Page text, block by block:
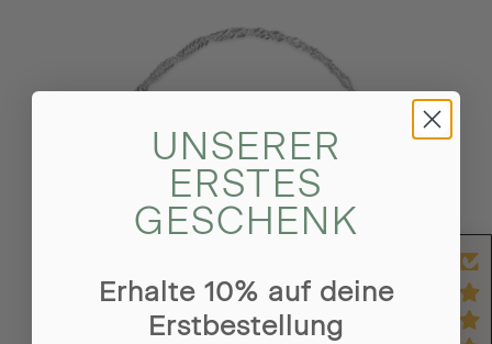
UNSERER
ERSTES
GESCHENK
Erhalte 10% auf deine
Erstbestellung